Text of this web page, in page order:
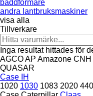
bäddformare
andra lantbruksmaskiner
visa alla
Tillverkare
Inga resultat hittades för
AGCOAP Amazone CNH
QUASAR
Case IH
1020 1030 1083 2020